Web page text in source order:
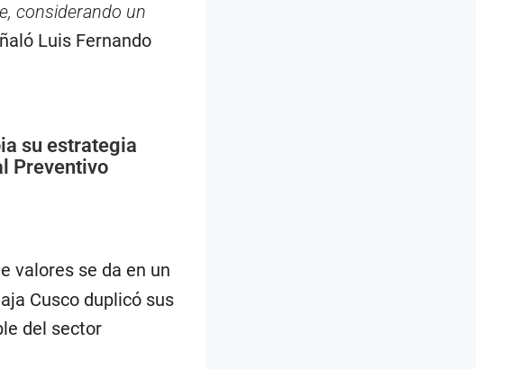
considerando un
Luis Fernando
su estrategia
Preventivo
valores se da en un
Cusco duplicó sus
del sector